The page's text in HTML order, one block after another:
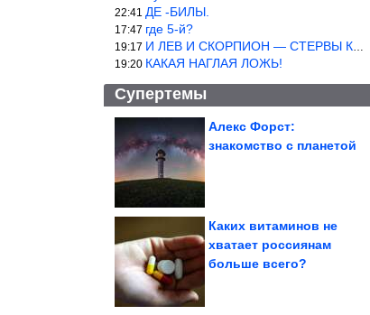
22:41 ДЕ -БИЛЫ.
17:47 где 5-й?
19:17 И ЛЕВ И СКОРПИОН — СТЕРВЫ КАКИХ ЕЩЕ ПОИСКАТЬ НАДО
19:20 КАКАЯ НАГЛАЯ ЛОЖЬ!
Супертемы
А ведь всё же в точку!
Алекс Форст:
знакомство с планетой
Каких витаминов не
хватает россиянам
больше всего?